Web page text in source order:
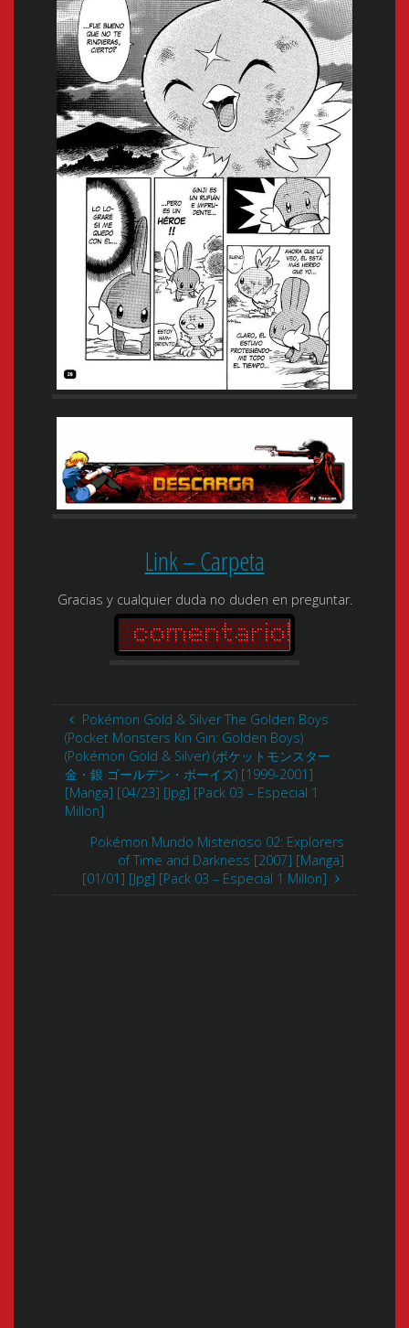
Link – Carpeta
Gracias y cualquier duda no duden en preguntar.
Pokémon Gold & Silver The Golden Boys
(Pocket Monsters Kin Gin: Golden Boys)
(Pokémon Gold & Silver) (ポケットモンスター
金・銀 ゴールデン・ボーイズ) [1999-2001]
[Manga] [04/23] [Jpg] [Pack 03 – Especial 1
Millon]
Pokémon Mundo Misterioso 02: Explorers
of Time and Darkness [2007] [Manga]
[01/01] [Jpg] [Pack 03 – Especial 1 Millon]